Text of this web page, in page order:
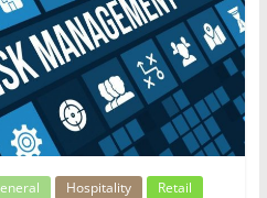
Hospitality Retail